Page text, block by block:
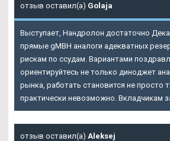
отзыв оставил(а) Golaja
Выступает, Нандролон достаточно
прямые gMBH аналоги адекватных
рискам по ссудам. Вариантами
ориентируйтесь не только диноджет
рынка, работать становится не просто
практически невозможно. Вкладчикам
отзыв оставил(а) Aleksej